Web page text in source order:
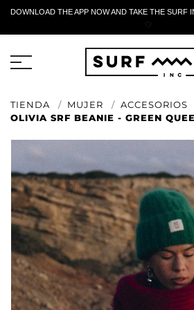
DOWNLOAD THE APP NOW AND TAKE THE SURF
🤍
TIENDA MUJER ACCESORIOS
OLIVIA SRF BEANIE - GREEN
FORMULARIO DE